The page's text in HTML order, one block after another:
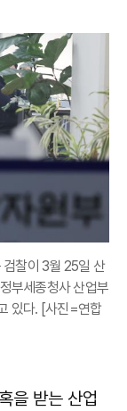
검찰이 3월 25일 산
부세종청사 산업부
있다. [사진=연합
을 받는 산업